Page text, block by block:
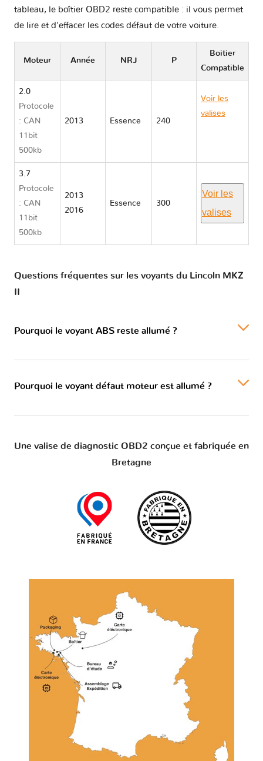
tableau, le boîtier OBD2 reste compatible : il vous permet
de lire et d'effacer les codes défaut de votre voiture.
Moteur Année NRJ P
Boitier
Compatible
2.0
Protocole
: CAN
11bit
500kb
2013 Essence 240
Voir les
valises
3.7
Protocole
: CAN
11bit
500kb
2013
2016
Essence 300
Voir les
valises
Questions fréquentes sur les voyants du Lincoln MKZ
II
Pourquoi le voyant ABS reste allumé ?
Pourquoi le voyant défaut moteur est allumé ?
Une valise de diagnostic OBD2 conçue et fabriquée en
Bretagne